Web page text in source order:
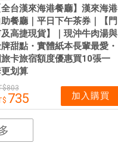
全台漢來海港餐廳】漢來海港
助餐廳｜平日下午茶券｜【門
高捷現貨】｜現沖牛肉湯與
甜點・實體紙本長輩最愛・
旅卡旅宿額度優惠買10張一
划算
803
735 加入購買